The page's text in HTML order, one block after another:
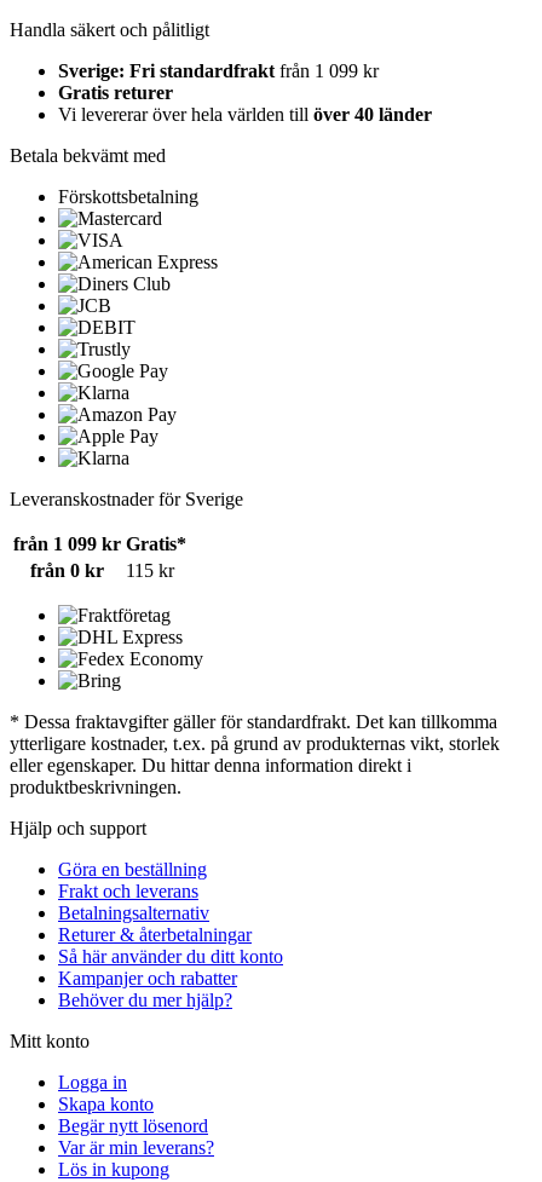
Handla säkert och pålitligt
Sverige: Fri standardfrakt från 1 099 kr
Gratis returer
Vi levererar över hela världen till över 40 länder
Betala bekvämt med
Förskottsbetalning
Leveranskostnader för Sverige
från 1 099 kr Gratis*
från 0 kr
115 kr
* Dessa fraktavgifter gäller för standardfrakt. Det kan tillkomma
ytterligare kostnader, t.ex. på grund av produkternas vikt, storlek
eller egenskaper. Du hittar denna information direkt i
produktbeskrivningen.
Hjälp och support
Göra en beställning
Frakt och leverans
Betalningsalternativ
Returer & återbetalningar
Så här använder du ditt konto
Kampanjer och rabatter
Behöver du mer hjälp?
Mitt konto
Logga in
Skapa konto
Begär nytt lösenord
Var är min leverans?
Lös in kupong